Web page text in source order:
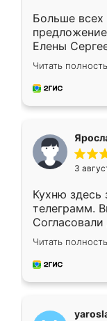
Больше всех
Елены
короткие
для замера
предложил
Читать
3
Кухню здесь
телеграмм.
недели
довольны
мебель за
Читать